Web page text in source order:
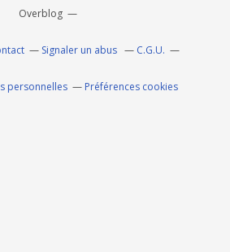
Overblog
Signaler un abus C.G.U.
personnelles Préférences cookies